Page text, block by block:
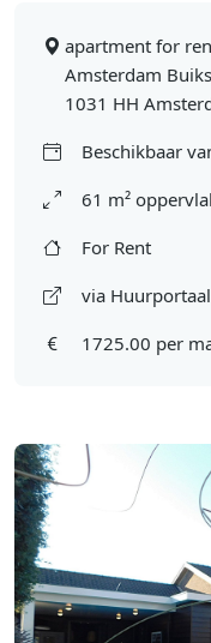
apartment for
Amsterdam
1031 HH
Beschikbaar
61 m²
For Rent
via
1725.00 per